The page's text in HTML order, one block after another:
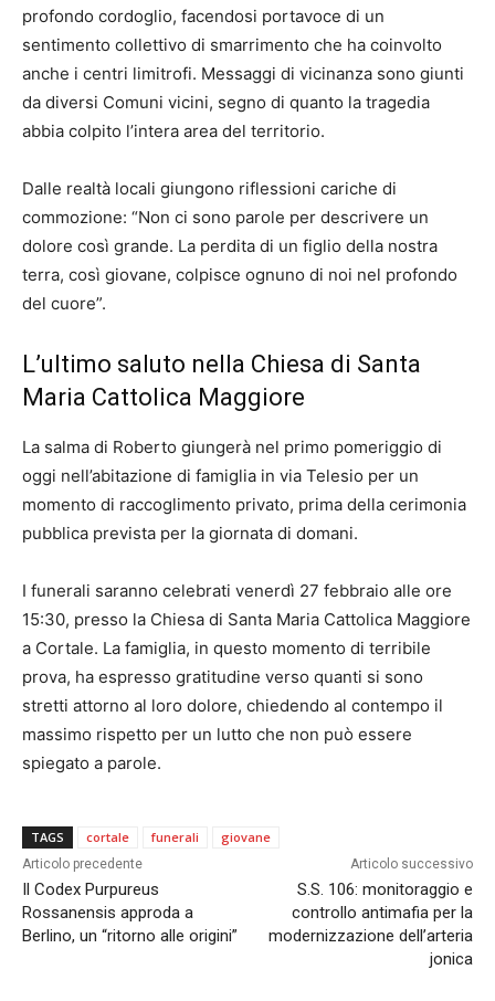
profondo cordoglio, facendosi portavoce di un
sentimento collettivo di smarrimento che ha coinvolto
anche i centri limitrofi. Messaggi di vicinanza sono giunti
da diversi Comuni vicini, segno di quanto la tragedia
abbia colpito l’intera area del territorio.
Dalle realtà locali giungono riflessioni cariche di
commozione: “Non ci sono parole per descrivere un
dolore così grande. La perdita di un figlio della nostra
terra, così giovane, colpisce ognuno di noi nel profondo
del cuore”.
L’ultimo saluto nella Chiesa di Santa
Maria Cattolica Maggiore
La salma di Roberto giungerà nel primo pomeriggio di
oggi nell’abitazione di famiglia in via Telesio per un
momento di raccoglimento privato, prima della cerimonia
pubblica prevista per la giornata di domani.
I funerali saranno celebrati venerdì 27 febbraio alle ore
15:30, presso la Chiesa di Santa Maria Cattolica Maggiore
a Cortale. La famiglia, in questo momento di terribile
prova, ha espresso gratitudine verso quanti si sono
stretti attorno al loro dolore, chiedendo al contempo il
massimo rispetto per un lutto che non può essere
spiegato a parole.
TAGS cortale funerali giovane
Articolo precedente
Il Codex Purpureus
Rossanensis approda a
Berlino, un “ritorno alle origini”
Articolo successivo
S.S. 106: monitoraggio e
controllo antimafia per la
modernizzazione dell’arteria
jonica